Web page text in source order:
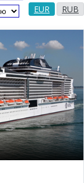
EUR RUB